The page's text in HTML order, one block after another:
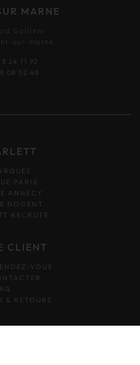
MARNE
Gallieni
sur-marne
24 11 92
08 52 48
PARIS
ANNECY
NOGENT
RECRUTE
CLIENT
VOUS
& RETOURS